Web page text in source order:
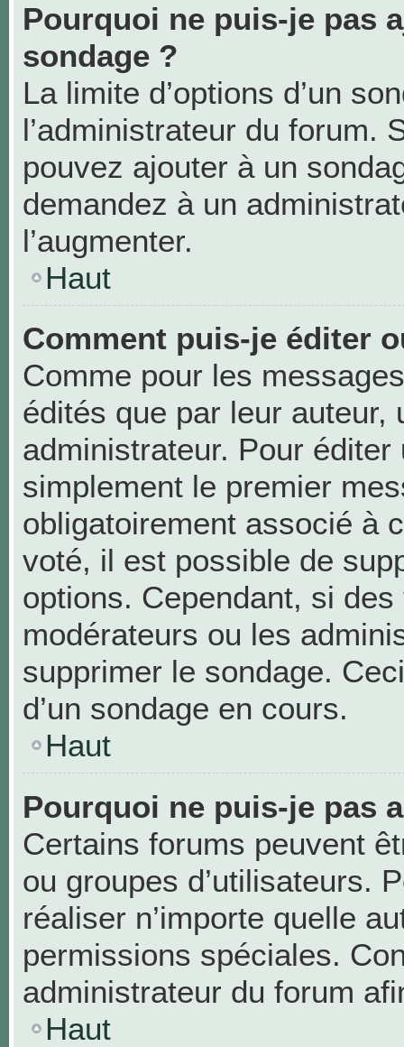
Pourquoi ne puis-je pas
sondage ?
La limite d’options d’un
l’administrateur du forum.
pouvez ajouter à un
demandez à un
l’augmenter.
Haut
Comment puis-je éditer
Comme pour les
édités que par leur auteur,
administrateur. Pour
simplement le premier
obligatoirement associé à
voté, il est possible de
options. Cependant, si
modérateurs ou les
supprimer le sondage.
d’un sondage en cours.
Haut
Pourquoi ne puis-je pas
Certains forums peuvent
ou groupes d’utilisateurs.
réaliser n’importe quelle
permissions spéciales.
administrateur du forum
Haut